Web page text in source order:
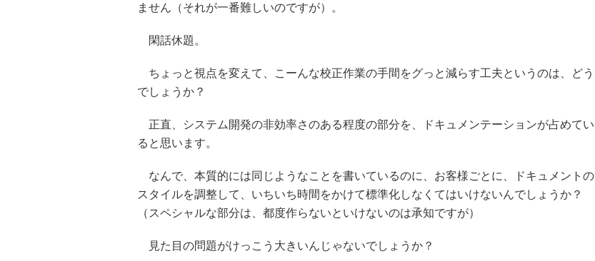
ません（それが一番難しいのですが）。
閑話休題。
ちょっと視点を変えて、こーんな校正作業の手間をグっと減らす工夫というのは、どう
でしょうか？
正直、システム開発の非効率さのある程度の部分を、ドキュメンテーションが占めてい
ると思います。
なんで、本質的には同じようなことを書いているのに、お客様ごとに、ドキュメントの
スタイルを調整して、いちいち時間をかけて標準化しなくてはいけないんでしょうか？
（スペシャルな部分は、都度作らないといけないのは承知ですが）
見た目の問題がけっこう大きいんじゃないでしょうか？